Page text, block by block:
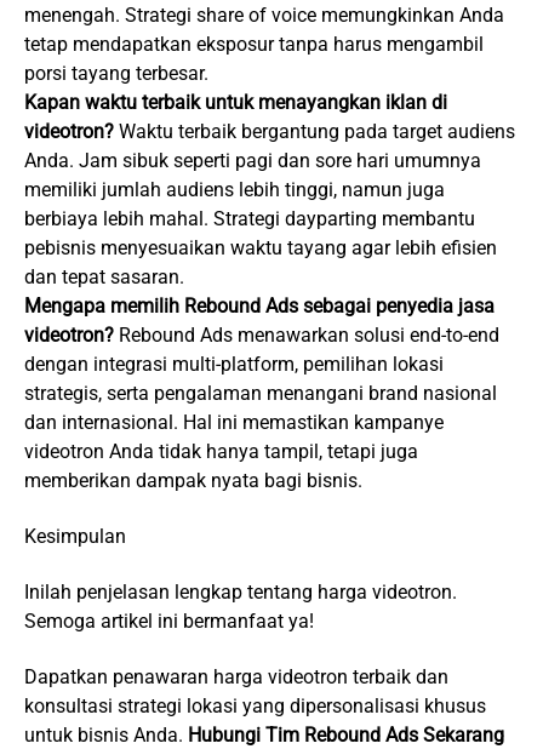
menengah. Strategi share of voice memungkinkan Anda
tetap mendapatkan eksposur tanpa harus mengambil
porsi tayang terbesar.
Kapan waktu terbaik untuk menayangkan iklan di
videotron? Waktu terbaik bergantung pada target audiens
Anda. Jam sibuk seperti pagi dan sore hari umumnya
memiliki jumlah audiens lebih tinggi, namun juga
berbiaya lebih mahal. Strategi dayparting membantu
pebisnis menyesuaikan waktu tayang agar lebih efisien
dan tepat sasaran.
Mengapa memilih Rebound Ads sebagai penyedia jasa
videotron? Rebound Ads menawarkan solusi end-to-end
dengan integrasi multi-platform, pemilihan lokasi
strategis, serta pengalaman menangani brand nasional
dan internasional. Hal ini memastikan kampanye
videotron Anda tidak hanya tampil, tetapi juga
memberikan dampak nyata bagi bisnis.
Kesimpulan
Inilah penjelasan lengkap tentang harga videotron.
Semoga artikel ini bermanfaat ya!
Dapatkan penawaran harga videotron terbaik dan
konsultasi strategi lokasi yang dipersonalisasi khusus
untuk bisnis Anda. Hubungi Tim Rebound Ads Sekarang